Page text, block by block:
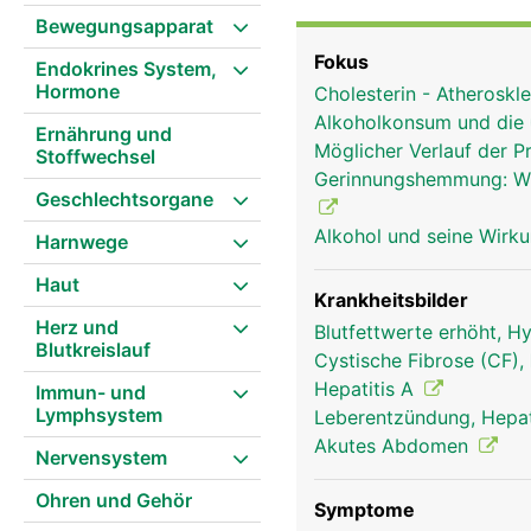
Bewegungsapparat
Endokrines System,
Hormone
Ernährung und
Stoffwechsel
Geschlechtsorgane
Harnwege
Haut
Herz und
Blutkreislauf
Immun- und
Lymphsystem
Nervensystem
Ohren und Gehör
beteiligt. Als
Körperkreislauf
werden in der Leber
unschädlichen Stoffen
Abfallstoffe an die
die Leber an nahezu
Blutkreislauf Nährstoffe
Zucker (als Glykogen),
Bedarf wieder freigibt.
überschüssige Zucker
auch Produktionsstätte
anderem Cholesterin,
produziert die Leber
portionsweise über
werden von ihr
Zeitraum, werden die
Fokus
Cholesterin -
Alkoholkonsum und die
Möglicher Verlauf der
Gerinnungshemmung:
Alkohol und seine
Krankheitsbilder
Blutfettwerte erhöht,
Cystische Fibrose
Hepatitis A
Leberentzündung,
Akutes Abdomen
Symptome